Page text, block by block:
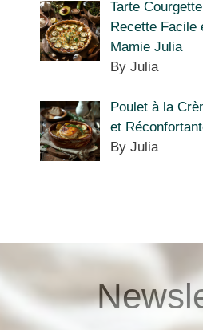
Tarte
Recette Facile
Mamie Julia
By Julia
Poulet à la
et
By Julia